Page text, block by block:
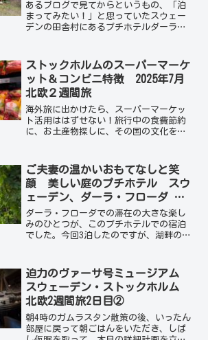
あるブログで見てからというもの、「泊
まってみたい！」と思っていたスウェー
デンの田舎村にあるプチホテルダーラ・
のひとつでした。オーナーご夫妻が大切
に手入れ...
ストックホルムのスーパーマーケ
ット＆コンビニ特徴 2025年7月
北欧２週間旅
海外旅に出かけたら、スーパーマーケッ
ト活用ははずせない！旅行中の食費節約
に、お土産物探しに、その国の文化を知
ました。ストックホルムにも、大小さま
ざまなスーパーが中心部に...
ご夫妻の温かいおもてなしと笑
顔 美しい庭のプチホテル スウ
ェーデン、ダーラ・フローダ 北
欧2週間旅
ダーラ・フローダでの滞在の大きな楽し
みのひとつが、このプチホテルでの宿泊
でした。今回3泊したのですが、湖畔の自
ルのオーナーご夫妻の温かいおもてなし
で、予想を超える素敵な...
迫力のヴァーサ号ミュージアム
スウェーデン・ストックホルム
北欧2週間旅2日目②
朝4時のガムラスタン散策の後、いったん
部屋に戻って朝ごはんをいただき、しば